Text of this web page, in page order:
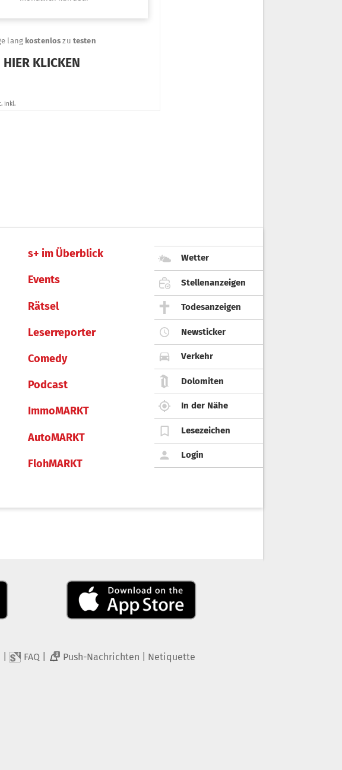
s+ im Überblick
Events
Rätsel
Leserreporter
Comedy
Podcast
ImmoMARKT
AutoMARKT
FlohMARKT
Wetter
Stellenanzeigen
Todesanzeigen
Newsticker
Verkehr
Dolomiten
In der Nähe
Lesezeichen
Login
FAQ 2 Push-Nachrichten Netiquette